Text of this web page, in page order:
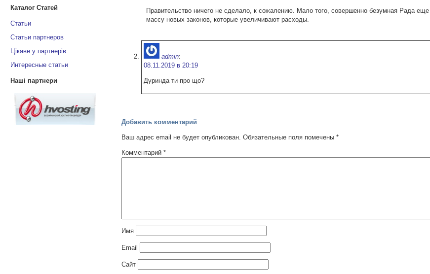
Каталог Статей
Статьи
Статьи партнеров
Цікаве у партнерів
Интересные статьи
Наші партнери
Правительство ничего не сделало, к сожалению. Мало того, совершенно безумная Рада
массу новых законов, которые увеличивают расходы.
admin:
08.11.2019 в 20:19
Дуринда ти про що?
Добавить комментарий
Ваш адрес email не будет опубликован. Обязательные поля помечены*
Комментарий*
Имя
Email
Сайт